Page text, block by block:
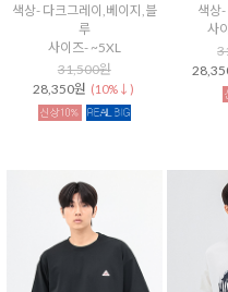
색상- 다크그레이,베이지,블
루
사이즈- ~5XL
31,500원
28,350원 (10%↓)
색상
사